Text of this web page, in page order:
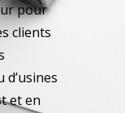
pour
clients
d’usines
et en